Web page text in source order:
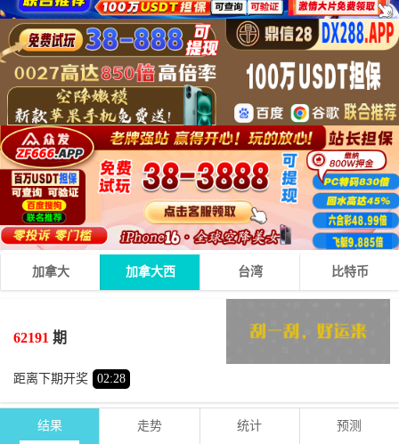
加拿大 加拿大西 台湾 比特币
62191 期
距离下期开奖 02:28
6 + 4 + 9 = 19
期号 号码
结果 走势 统计 预测